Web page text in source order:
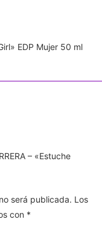
EDP Mujer 50 ml
– «Estuche
será publicada. Los
con *